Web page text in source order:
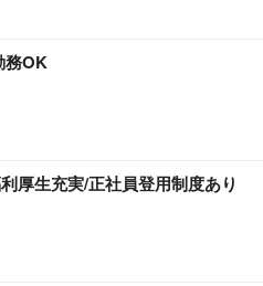
務OK
厚生充実/正社員登用制度あり